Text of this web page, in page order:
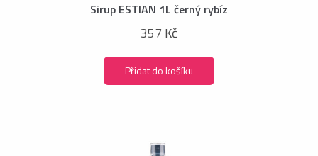
Sirup ESTIAN 1L černý rybíz
357 Kč
Přidat do košíku